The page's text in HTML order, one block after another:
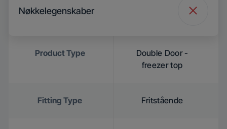
Nøkkelegenskaber
Product Type
Double Door -
freezer top
Fitting Type Fritstående